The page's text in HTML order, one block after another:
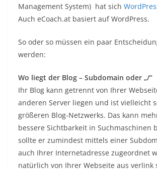
Management System) hat sich
Auch eCoach.at basiert auf WordPress.
So oder so müssen ein paar
werden:
Wo liegt der Blog – Subdomain oder „/“
Ihr Blog kann getrennt von Ihrer
anderen Server liegen und ist vielleicht
größeren Blog-Netzwerks. Das kann
bessere Sichtbarkeit in Suchmaschinen
sollte er zumindest mittels einer
auch Ihrer Internetadresse zugeordnet
natürlich von Ihrer Webseite aus verlink